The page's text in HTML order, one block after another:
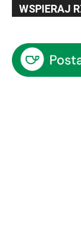
WSPIERAJ